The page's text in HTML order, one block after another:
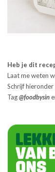
Heb je dit
Laat me weten
Schrijf
Tag@foodbysin